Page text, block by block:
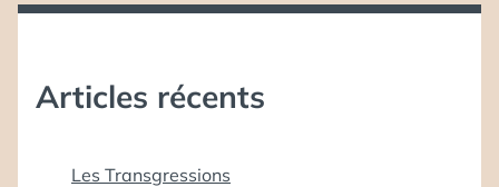
Articles récents
Les Transgressions